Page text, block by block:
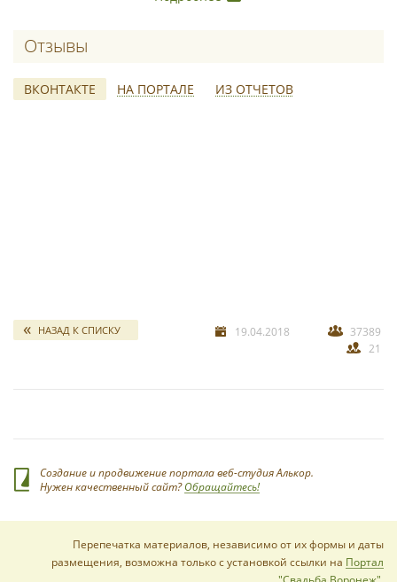
- при условии выкупа номера Люкс, номер Делюкс
- возможность провести выездную регистрацию на
Отзывы о Ресторан №1 в отеле Замок
ВКОНТАКТЕ НА ПОРТАЛЕ ИЗ ОТЧЕТОВ
*
*
НАЗАД К СПИСКУ 19.04.2018
37389
21
Создание и продвижение портала веб-студия Алькор.
Нужен качественный сайт?Обращайтесь!
Перепечатка материалов, независимо от их формы и даты
размещения, возможна только с установкой ссылки на Портал